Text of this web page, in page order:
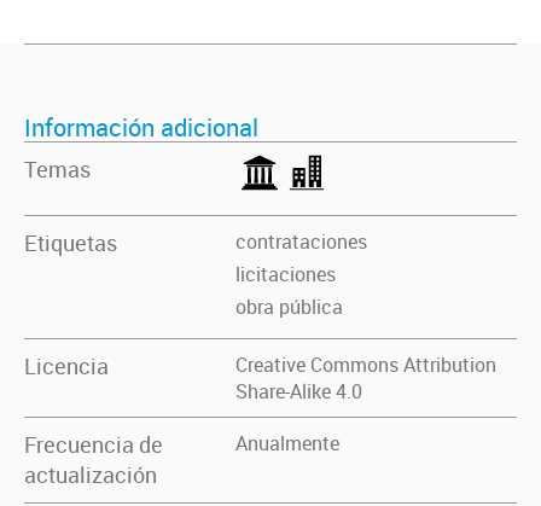
Información adicional
Temas
Etiquetas
contrataciones
licitaciones
obra pública
Licencia
Creative Commons Attribution
Share-Alike 4.0
Frecuencia de
actualización
Anualmente